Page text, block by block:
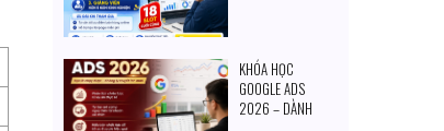
KHÓA HỌC
GOOGLE ADS
2026 – DÀNH